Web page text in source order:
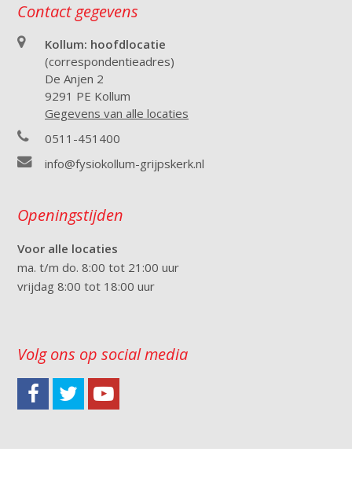
Contact gegevens
Kollum: hoofdlocatie
(correspondentieadres)
De Anjen 2
9291 PE Kollum
Gegevens van alle locaties
0511-451400
info@fysiokollum-grijpskerk.nl
Openingstijden
Voor alle locaties
ma. t/m do. 8:00 tot 21:00 uur
vrijdag 8:00 tot 18:00 uur
Volg ons op social media